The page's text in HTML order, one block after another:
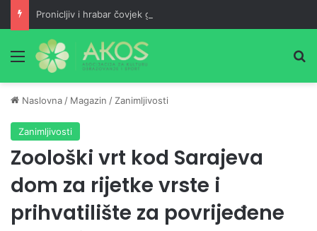
Meni
Naslovna / Magazin / Zanimljivosti
Zanimljivosti
Zoološki vrt kod Sarajeva
dom za rijetke vrste i
prihvatilište za povrijeđene